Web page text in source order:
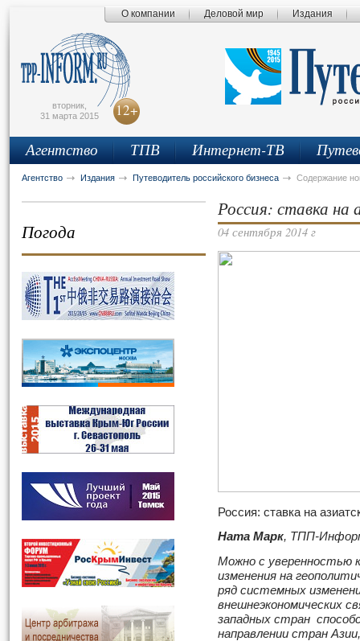
О компании Деловой мир Издания
вторник,
31 марта 2015
12+
Агентство ТПВ Интернет-ТВ
Агентство Издания Путеводитель российского бизнеса Содержание
Погода
Россия: ставка на
04 сентября 2014 г
Россия: ставка на
Ната Марк, ТПП-
Можно с уверенностью
изменения на
ряд системных
внешнеэкономических
западных стран
направлении стран